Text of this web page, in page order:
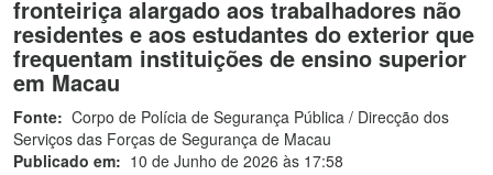
fronteiriça alargado aos trabalhadores não
residentes e aos estudantes do exterior que
frequentam instituições de ensino superior
em Macau
Fonte: Corpo de Polícia de Segurança Pública / Direcção dos
Serviços das Forças de Segurança de Macau
Publicado em: 10 de Junho de 2026 às 17:58